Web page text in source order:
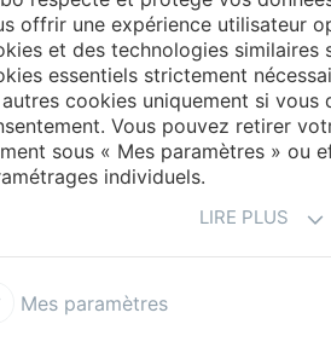
La pose de LVT clipsable en rénovation
: UN
QUI
de sol PVC est toujours
de nombreuses années vers
pour les dalles et lames LVT.
tendances en matière de
à clipser, une référence et la
offrir une expérience utilisateur
et des technologies similaires
essentiels strictement
cookies uniquement si vous
Vous pouvez retirer
sous « Mes paramètres » ou
individuels.
LIRE PLUS
Mes paramètres